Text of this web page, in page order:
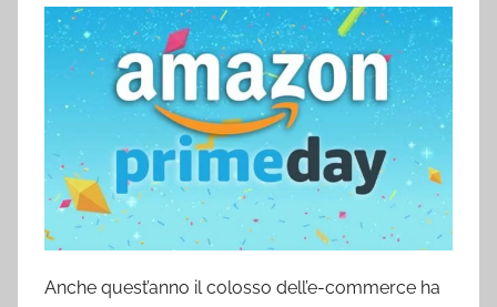
Anche quest’anno il colosso dell’e-commerce ha